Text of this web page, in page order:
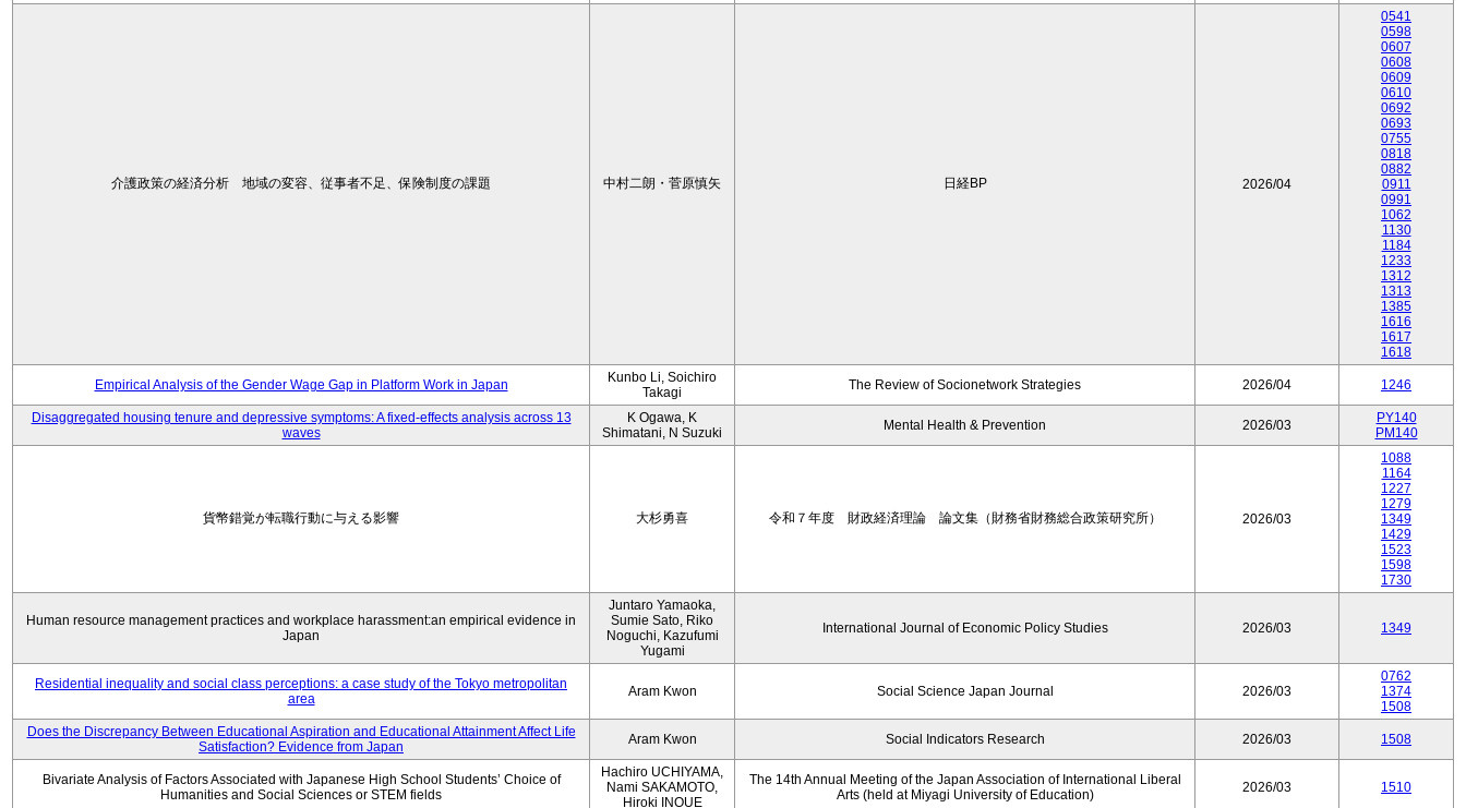
介護政策の経済分析 地域の変容、従事者不足、保険制度の課題 中村二朗・菅原慎矢 日経BP 2026/04
0541
0598
0607
0608
0609
0610
0692
0693
0755
0818
0882
0911
0991
1062
1130
1184
1233
1312
1313
1385
1616
1617
1618
Empirical Analysis of the Gender Wage Gap in Platform Work in Japan
Kunbo Li, Soichiro
Takagi
The Review of Socionetwork Strategies 2026/04 1246
Disaggregated housing tenure and depressive symptoms: A fixed-effects analysis across 13
waves
K Ogawa, K
Shimatani, N Suzuki
Mental Health & Prevention 2026/03
PY140
PM140
貨幣錯覚が転職行動に与える影響 大杉勇喜 令和７年度 財政経済理論 論文集（財務省財務総合政策研究所） 2026/03
1088
1164
1227
1279
1349
1429
1523
1598
1730
Human resource management practices and workplace harassment:an empirical evidence in
Japan
Juntaro Yamaoka,
Sumie Sato, Riko
Noguchi, Kazufumi
Yugami
International Journal of Economic Policy Studies 2026/03 1349
Residential inequality and social class perceptions: a case study of the Tokyo metropolitan
area
Aram Kwon Social Science Japan Journal 2026/03
0762
1374
1508
Does the Discrepancy Between Educational Aspiration and Educational Attainment Affect Life
Satisfaction? Evidence from Japan
Aram Kwon Social Indicators Research 2026/03 1508
Bivariate Analysis of Factors Associated with Japanese High School Students’ Choice of
Humanities and Social Sciences or STEM fields
Hachiro UCHIYAMA,
Nami SAKAMOTO,
Hiroki INOUE
The 14th Annual Meeting of the Japan Association of International Liberal
Arts (held at Miyagi University of Education)
2026/03 1510